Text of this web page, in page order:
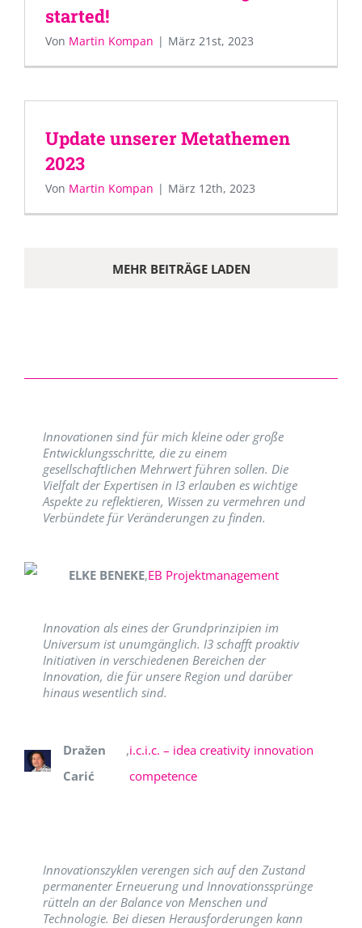
started!
Von Martin Kompan | März 21st, 2023
Update unserer Metathemen
2023
Von Martin Kompan | März 12th, 2023
MEHR BEITRÄGE LADEN
Innovationen sind für mich kleine oder große
Entwicklungsschritte, die zu einem
gesellschaftlichen Mehrwert führen sollen. Die
Vielfalt der Expertisen in I3 erlauben es wichtige
Aspekte zu reflektieren, Wissen zu vermehren und
Verbündete für Veränderungen zu finden.
ELKE BENEKE,EB Projektmanagement
Innovation als eines der Grundprinzipien im
Universum ist unumgänglich. I3 schafft proaktiv
Initiativen in verschiedenen Bereichen der
Innovation, die für unsere Region und darüber
hinaus wesentlich sind.
Dražen
Carić
,i.c.i.c. – idea creativity innovation
competence
Innovationszyklen verengen sich auf den Zustand
permanenter Erneuerung und Innovationssprünge
rütteln an der Balance von Menschen und
Technologie. Bei diesen Herausforderungen kann